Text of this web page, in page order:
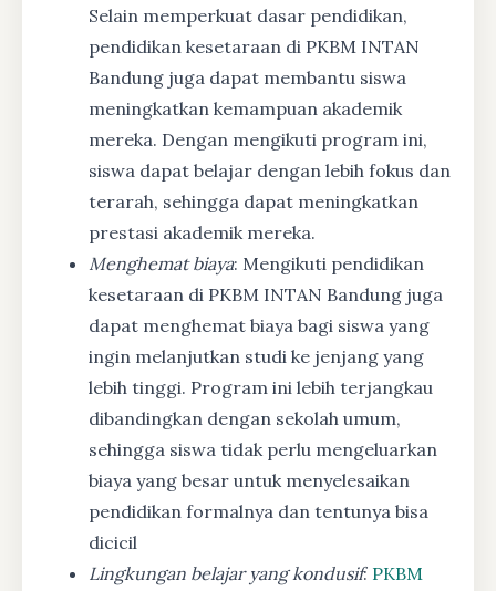
Selain memperkuat dasar pendidikan,
pendidikan kesetaraan di PKBM INTAN
Bandung juga dapat membantu siswa
meningkatkan kemampuan akademik
mereka. Dengan mengikuti program ini,
siswa dapat belajar dengan lebih fokus dan
terarah, sehingga dapat meningkatkan
prestasi akademik mereka.
Menghemat biaya: Mengikuti pendidikan
kesetaraan di PKBM INTAN Bandung juga
dapat menghemat biaya bagi siswa yang
ingin melanjutkan studi ke jenjang yang
lebih tinggi. Program ini lebih terjangkau
dibandingkan dengan sekolah umum,
sehingga siswa tidak perlu mengeluarkan
biaya yang besar untuk menyelesaikan
pendidikan formalnya dan tentunya bisa
dicicil
Lingkungan belajar yang kondusif: PKBM